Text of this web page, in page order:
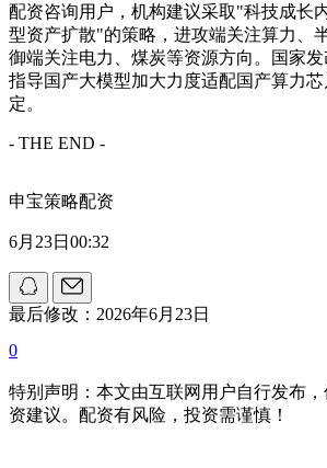
配资咨询用户，机构建议采取"科技成长
型资产扩散"的策略，进攻端关注算力、
御端关注电力、煤炭等资源方向。国家发
指导国产大模型加大力度适配国产算力
定。
- THE END -
申宝策略配资
6月23日00:32
最后修改：2026年6月23日
0
特别声明：本文由互联网用户自行发布
资建议。配资有风险，投资需谨慎！